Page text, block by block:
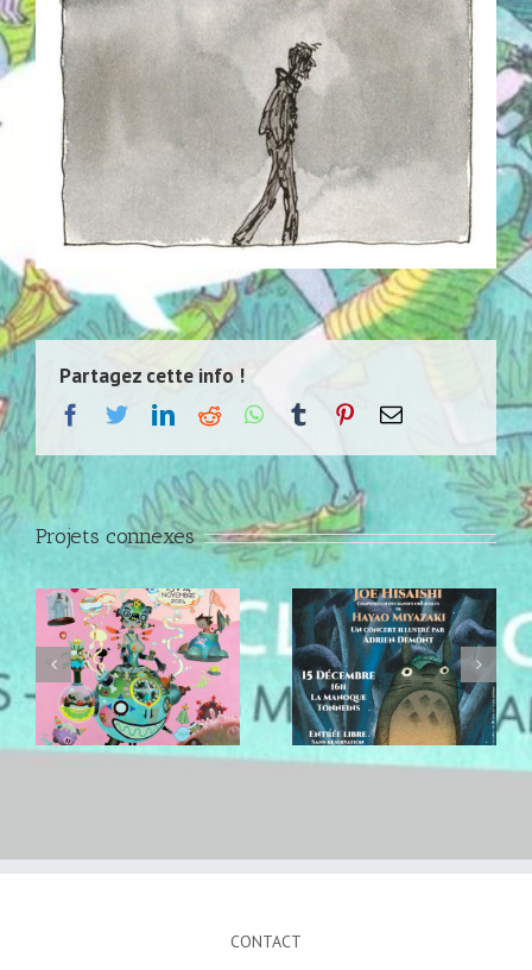
Partagez cette info !
facebook
twitterlinkedin
redditwhatsapp
tumblr pinterestEmail
Projets connexes
L’univers de
MIYAZAKI par
AGEN
ORCHESTRA et
Adrien DEMONT –
Concert dessiné
– Dimanche 15
Exposition Jean-
Baptiste
ANDREAE
CONTACT